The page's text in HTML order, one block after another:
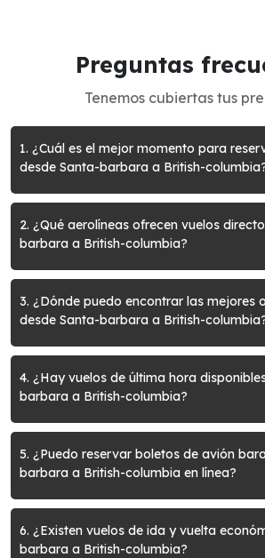
Preguntas
Tenemos cubiertas tus
1. ¿Cuál es el mejor momento para
desde Santa-barbara a British-
2. ¿Qué aerolíneas ofrecen vuelos
barbara a British-columbia?
3. ¿Dónde puedo encontrar las mejores
desde Santa-barbara a British-
4. ¿Hay vuelos de última hora
barbara a British-columbia?
5. ¿Puedo reservar boletos de avión baratos desde Santa-
barbara a British-columbia en línea?
6. ¿Existen vuelos de ida y vuelta
barbara a British-columbia?